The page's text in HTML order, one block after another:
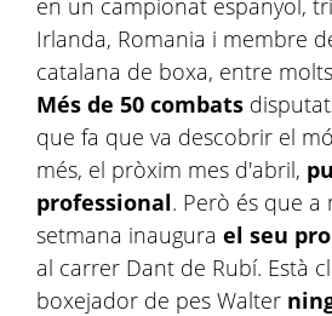
en un campionat espanyol,
Irlanda, Romania i membre
catalana de boxa, entre
Més de 50 combats
que fa que va descobrir el
més, el pròxim mes d'abril,
professional. Però és que a
setmana inaugura el seu
al carrer Dant de Rubí. Està
boxejador de pes Walter